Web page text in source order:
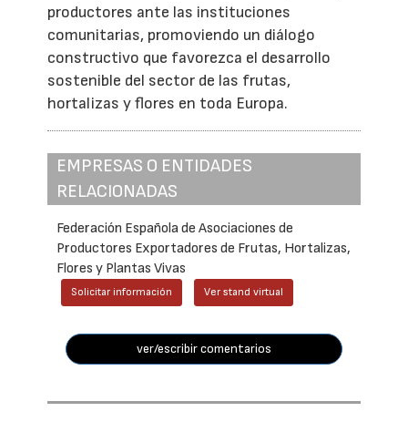
productores ante las instituciones
comunitarias, promoviendo un diálogo
constructivo que favorezca el desarrollo
sostenible del sector de las frutas,
hortalizas y flores en toda Europa.
EMPRESAS O ENTIDADES
RELACIONADAS
Federación Española de Asociaciones de
Productores Exportadores de Frutas, Hortalizas,
Flores y Plantas Vivas
Solicitar información Ver stand virtual
ver/escribir comentarios